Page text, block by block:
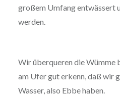
großem Umfang entwässert
werden.
Wir überqueren die Wümme
am Ufer gut erkenn, daß wir
Wasser, also Ebbe haben.